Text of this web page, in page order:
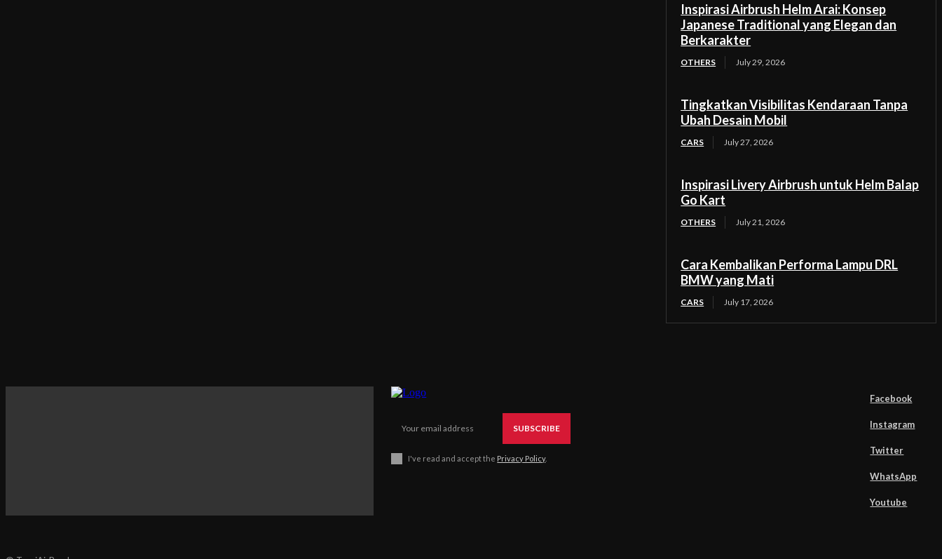
Inspirasi Airbrush Helm Arai: Konsep
Japanese Traditional yang Elegan dan
Berkarakter
OTHERS July 29, 2026
Tingkatkan Visibilitas Kendaraan Tanpa
Ubah Desain Mobil
CARS July 27, 2026
Inspirasi Livery Airbrush untuk Helm Balap
Go Kart
OTHERS July 21, 2026
Cara Kembalikan Performa Lampu DRL
BMW yang Mati
CARS July 17, 2026
SUBSCRIBE
I've read and accept the Privacy Policy.
Facebook
Instagram
Twitter
WhatsApp
Youtube